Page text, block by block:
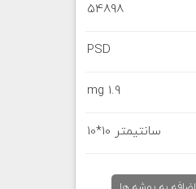
54898
PSD
1.9 mg
10*10 سانتیمتر